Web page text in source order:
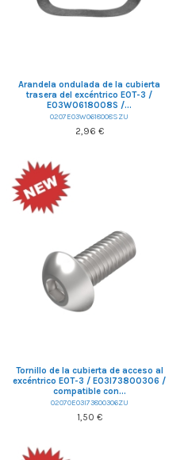
Arandela ondulada de la cubierta
trasera del excéntrico EOT-3 /
E03W0618008S /...
0207E03W0618008SZU
2,96 €
Tornillo de la cubierta de acceso al
excéntrico EOT-3 / E03I73800306 /
compatible con...
02070E03I73800306ZU
1,50 €